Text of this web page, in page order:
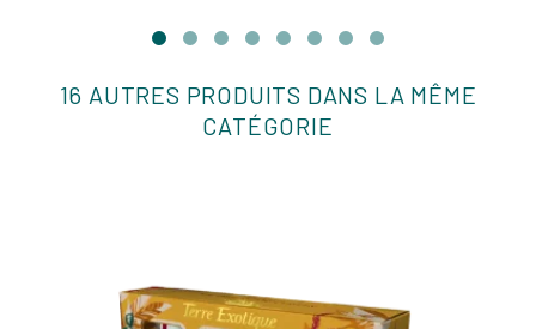
16 AUTRES PRODUITS DANS LA MÊME
CATÉGORIE